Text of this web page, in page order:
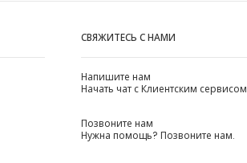
СВЯЖИТЕСЬ С НАМИ
Напишите нам
Начать чат с Клиентским сервисом
Позвоните нам
Нужна помощь? Позвоните нам.